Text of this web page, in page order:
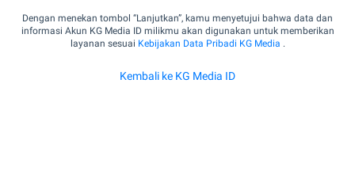
Dengan menekan tombol “Lanjutkan”, kamu menyetujui bahwa data dan
informasi Akun KG Media ID milikmu akan digunakan untuk memberikan
layanan sesuai Kebijakan Data Pribadi KG Media .
Kembali ke KG Media ID